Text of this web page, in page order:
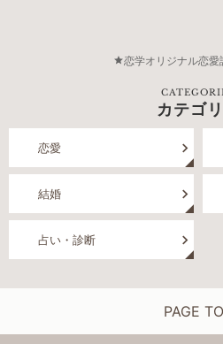
恋学オリジナル恋愛
カテゴ
恋愛
結婚
占い・診断
PAGE